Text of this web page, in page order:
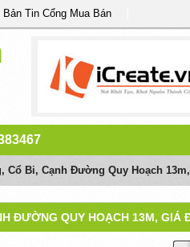
Bản Tin Cổng Mua Bán
Cổ Bi, Cạnh Đường Quy Hoạch
ĐƯỜNG QUY HOẠCH 13M, GIÁ